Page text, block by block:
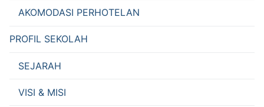
AKOMODASI PERHOTELAN
PROFIL SEKOLAH
SEJARAH
VISI & MISI